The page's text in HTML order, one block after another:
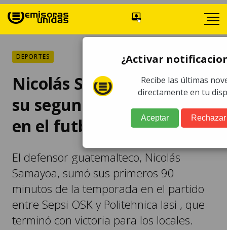
DEPORTES
Nicolás Samayoa empezó
su segunda temporada
en el futbol rumano
El defensor guatemalteco, Nicolás
Samayoa, sumó sus primeros 90
minutos de la temporada en el partido
entre Sepsi OSK y Politehnica Iasi , que
terminó con victoria para los locales.
¿Activar
Recibe las últimas
directamente en tu
Aceptar Rechazar